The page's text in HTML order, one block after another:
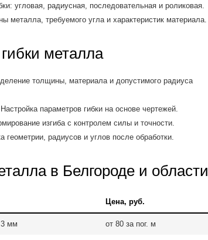
угловая, радиусная, последовательная и роликовая.
металла, требуемого угла и характеристик материала.
металла
толщины, материала и допустимого радиуса
Настройка параметров гибки на основе чертежей.
изгиба с контролем силы и точности.
геометрии, радиусов и углов после обработки.
в Белгороде и области
Цена, руб.
3 мм от 80 за пог. м